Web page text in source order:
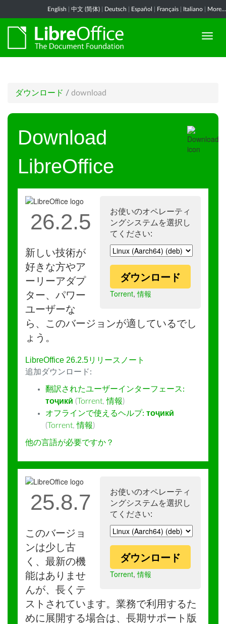
English 中文 (简体) Deutsch Español Français Italiano More...
ダウンロード / download
Download
LibreOffice
お使いのオペレーティ
ングシステムを選択し
てください:
ダウンロード
Torrent,情報
26.2.5
新しい技術が
好きな方やア
ーリーアダプ
ター、パワー
ユーザーな
ら、このバージョンが適しているでし
ょう。
LibreOffice 26.2.5リリースノート
追加ダウンロード:
翻訳されたユーザーインターフェース:
тоҷикӣ (Torrent,情報)
オフラインで使えるヘルプ: тоҷикӣ
(Torrent,情報)
他の言語が必要ですか？
お使いのオペレーティ
ングシステムを選択し
てください:
ダウンロード
Torrent,情報
25.8.7
このバージョ
ンは少し古
く、最新の機
能はありませ
んが、長くテ
ストされています。業務で利用するた
めに展開する場合は、長期サポート版